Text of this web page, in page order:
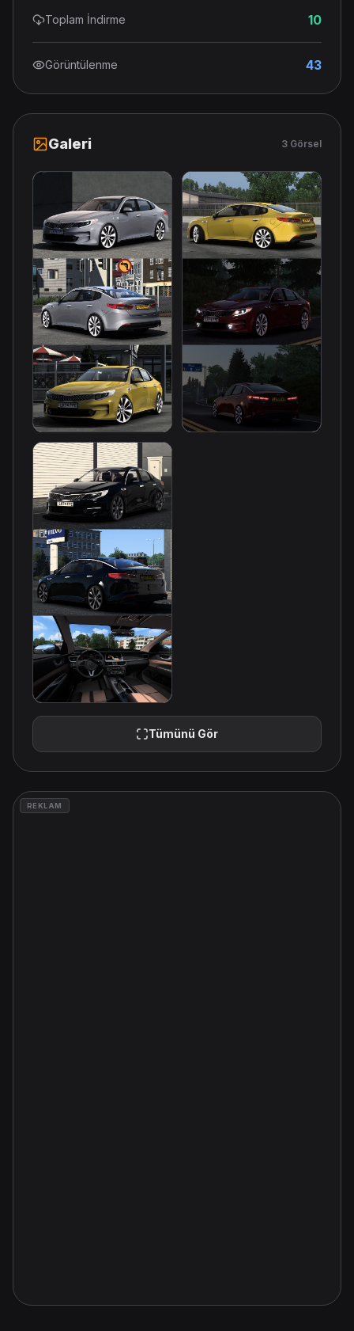
Toplam İndirme 10
Görüntülenme 43
Galeri 3 Görsel
Tümünü Gör
REKLAM